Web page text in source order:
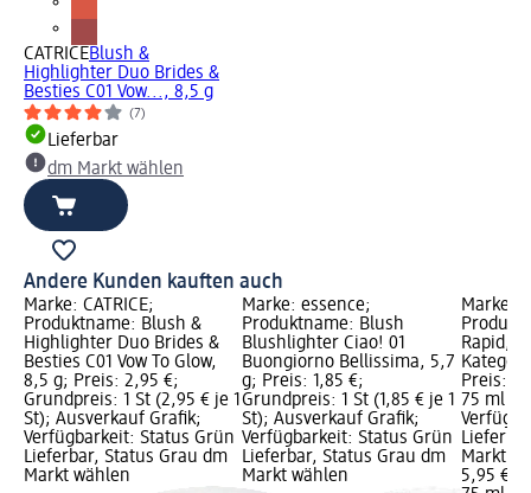
CATRICEBlush &
Highlighter Duo Brides &
Besties C01 Vow..., 8,5 g
(7)
Lieferbar
dm Markt wählen
Andere Kunden kauften auch
Marke: CATRICE;
Produktname: Blush &
Highlighter Duo Brides &
Besties C01 Vow To Glow,
8,5 g; Preis: 2,95 €;
Grundpreis: 1 St (2,95 € je 1
St); Ausverkauf Grafik;
Verfügbarkeit: Status Grün
Lieferbar, Status Grau dm
Markt wählen
Marke: essence;
Produktname: Blush
Blushlighter Ciao! 01
Buongiorno Bellissima, 5,7
g; Preis: 1,85 €;
Grundpreis: 1 St (1,85 € je 1
St); Ausverkauf Grafik;
Verfügbarkeit: Status Grün
Lieferbar, Status Grau dm
Markt wählen
Marke:
Rapid,
Preis:
75 ml
Markt
5,95 €